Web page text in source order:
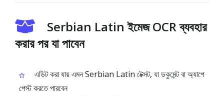
Serbian Latin ইমেজ OCR ব্যবহার
করার পর যা পাবেন
এডিট করা যায় এমন Serbian Latin টেক্সট, যা ডকুমেন্ট বা অ্যাপে
পেস্ট করতে পারবেন